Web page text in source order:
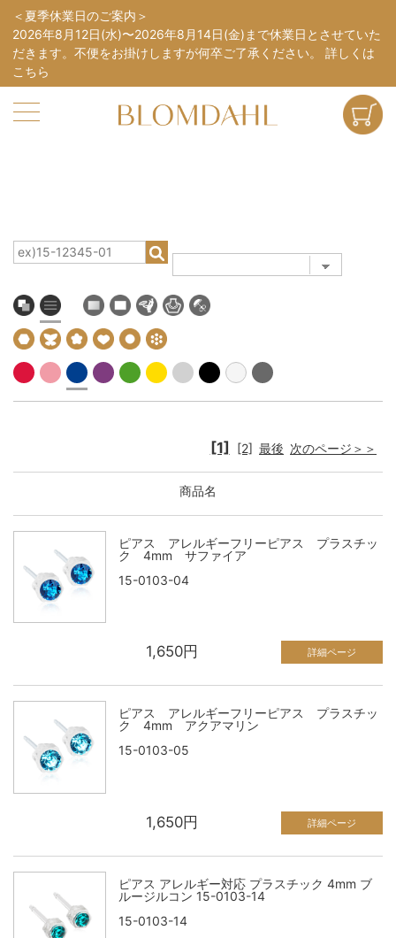
夏季休業日のご案内
2026年8月12日(水)〜2026年8月14日(金)まで休業日とさせていた
だきます。不便をお掛けしますが何卒ご了承ください。 詳しくは
こちら
[1] [2] 最後 次のページ＞＞
商品名
ピアス アレルギーフリーピアス プラスチッ
ク 4mm サファイア
15-0103-04
1,650円 詳細ページ
ピアス アレルギーフリーピアス プラスチッ
ク 4mm アクアマリン
15-0103-05
1,650円 詳細ページ
ピアス アレルギー対応 プラスチック 4mm ブ
ルージルコン 15-0103-14
15-0103-14